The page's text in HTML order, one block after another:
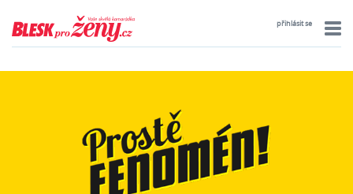
přihlásit se